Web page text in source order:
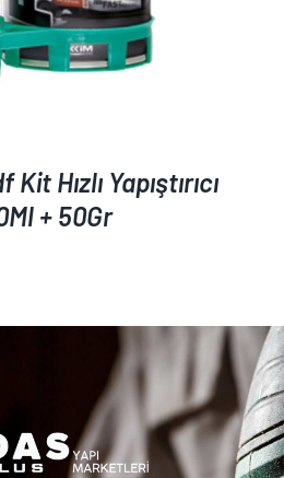
Hızlı Yapıştırıcı
+ 50Gr